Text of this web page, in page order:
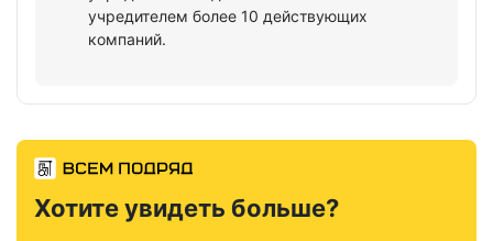
учредителем более 10 действующих
компаний.
Хотите увидеть больше?